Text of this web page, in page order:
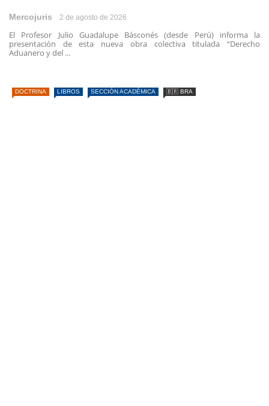
Mercojuris 2 de agosto de 2026
El Profesor Julio Guadalupe Básconés (desde Perú) informa la
presentación de esta nueva obra colectiva titulada “Derecho
Aduanero y del ...
DOCTRINA LIBROS SECCIÓN ACADÉMICA 🇧🇷 BRA